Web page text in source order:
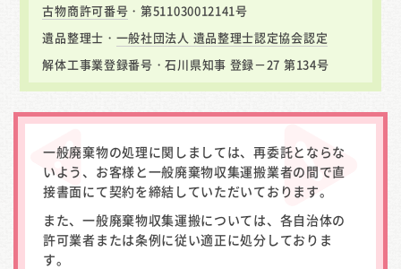
古物商許可番号 ・第511030012141号
遺品整理士・ 一般社団法人 遺品整理士認定協会認定
解体工事業登録番号・石川県知事 登録－27 第134号
一般廃棄物の処理に関しましては、再委託とならな
いよう、お客様と一般廃棄物収集運搬業者の間で直
接書面にて契約を締結していただいております。
また、一般廃棄物収集運搬については、各自治体の
許可業者または条例に従い適正に処分しておりま
す。